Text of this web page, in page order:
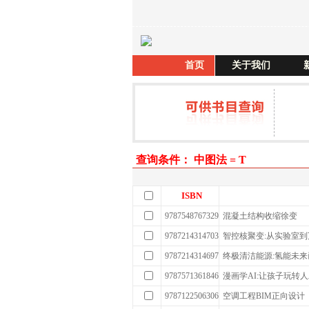
首页 关于我们
查询条件： 中图法 = T
ISBN
9787548767329 混凝土结构收缩徐变
9787214314703 智控核聚变:从实验室
9787214314697 终极清洁能源:氢能未
9787571361846 漫画学AI:让孩子玩转
9787122506306 空调工程BIM正向设计